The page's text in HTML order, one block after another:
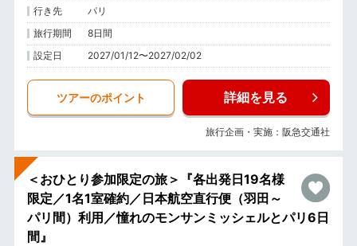
行き先
パリ
旅行期間
8日間
設定日
2027/01/12〜2027/02/02
ツアーのポイント 詳細を見る
旅行企画・実施：阪急交通社
＜おひとり参加限定の旅＞『各出発日19名様
限定／1名1室確約／日本航空直行便（羽田～
パリ間）利用／憧れのモンサンミッシェルとパリ6日
間』